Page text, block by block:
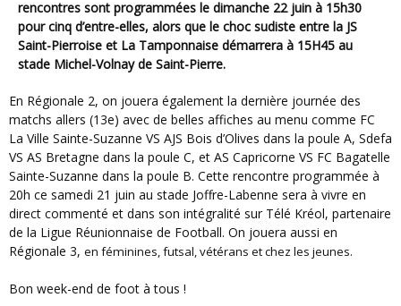
rencontres sont programmées le dimanche 22 juin à 15h30
pour cinq d’entre-elles, alors que le choc sudiste entre la JS
Saint-Pierroise et La Tamponnaise démarrera à 15H45 au
stade Michel-Volnay de Saint-Pierre.
En Régionale 2, on jouera également la dernière journée des
matchs allers (13e) avec de belles affiches au menu comme FC
La Ville Sainte-Suzanne VS AJS Bois d’Olives dans la poule A, Sdefa
VS AS Bretagne dans la poule C, et AS Capricorne VS FC Bagatelle
Sainte-Suzanne dans la poule B. Cette rencontre programmée à
20h ce samedi 21 juin au stade Joffre-Labenne sera à vivre en
direct commenté et dans son intégralité sur Télé Kréol, partenaire
de la Ligue Réunionnaise de Football. On jouera aussi en
Régionale 3, en féminines, futsal, vétérans et chez les jeunes.
Bon week-end de foot à tous !